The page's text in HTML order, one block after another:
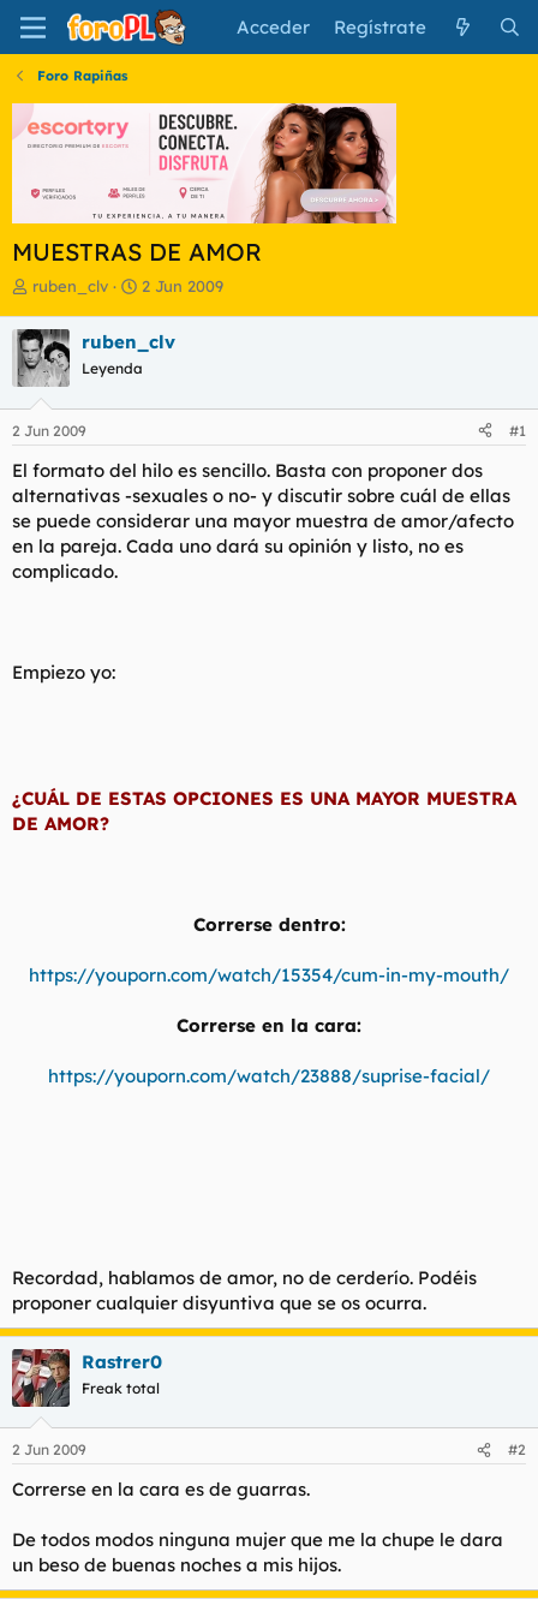
Acceder Regístrate
Foro Rapiñas
MUESTRAS DE AMOR
I
i
c
i
a
d
o
d
e
t
e
ruben_clv
F
h
a
e
i
c
i
o
2 Jun 2009
ruben_clv
Leyenda
2 Jun 2009 #1
El formato del hilo es sencillo. Basta con proponer dos
alternativas -sexuales o no- y discutir sobre cuál de ellas
se puede considerar una mayor muestra de amor/afecto
en la pareja. Cada uno dará su opinión y listo, no es
complicado.
Empiezo yo:
¿CUÁL DE ESTAS OPCIONES ES UNA MAYOR MUESTRA
DE AMOR?
Correrse dentro:
https://youporn.com/watch/15354/cum-in-my-mouth/
Correrse en la cara:
https://youporn.com/watch/23888/suprise-facial/
Recordad, hablamos de amor, no de cerderío. Podéis
proponer cualquier disyuntiva que se os ocurra.
Rastrer0
Freak total
2 Jun 2009 #2
Correrse en la cara es de guarras.
De todos modos ninguna mujer que me la chupe le dara
un beso de buenas noches a mis hijos.